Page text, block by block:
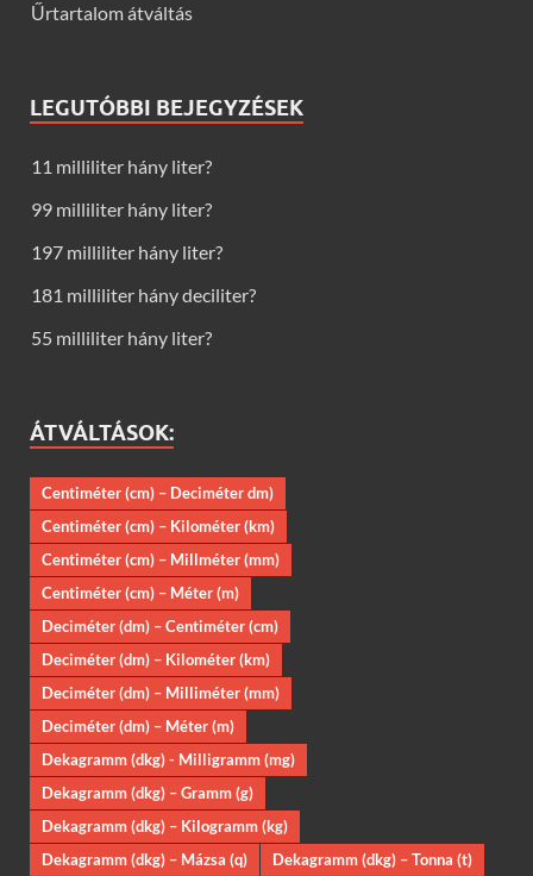
Űrtartalom átváltás
LEGUTÓBBI BEJEGYZÉSEK
11 milliliter hány liter?
99 milliliter hány liter?
197 milliliter hány liter?
181 milliliter hány deciliter?
55 milliliter hány liter?
ÁTVÁLTÁSOK:
Centiméter (cm) – Deciméter dm)
Centiméter (cm) – Kilométer (km)
Centiméter (cm) – Millméter (mm)
Centiméter (cm) – Méter (m)
Deciméter (dm) – Centiméter (cm)
Deciméter (dm) – Kilométer (km)
Deciméter (dm) – Milliméter (mm)
Deciméter (dm) – Méter (m)
Dekagramm (dkg) - Milligramm (mg)
Dekagramm (dkg) – Gramm (g)
Dekagramm (dkg) – Kilogramm (kg)
Dekagramm (dkg) – Mázsa (q)
Dekagramm (dkg) – Tonna (t)